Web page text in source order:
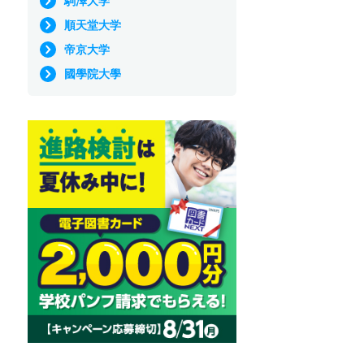
順天堂大学
帝京大学
國學院大學